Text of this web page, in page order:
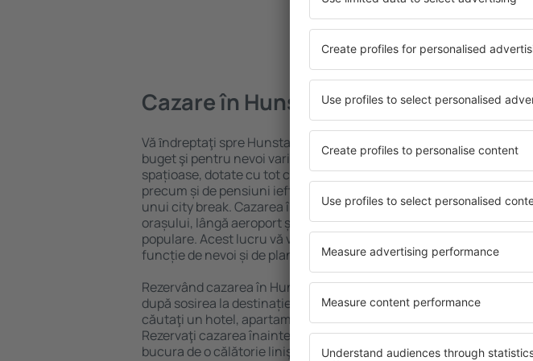
Vedeţi mai
Cazare în Hunstanton
Vă ȋndreptaţi spre Hunstanton? Găsiți cazare pentru fiecare
buget şi pentru nevoi variate. Puteți beneficia de proprietăți
spațioase, dotate cu tot confortul, cu numeroase facilități,
precum și de pensiuni ieftine pentru a sta câteva zile în timpul
unui city break. Cazarea în Hunstanton este disponibilă în centrul
orașului, lângă aeroport și în cartiere sau regiuni mai puțin
populare. Acest lucru vă va ajuta să găsiţi unităţi de cazare în
funcție de nevoi și de planurile ulterioare.
Rezervând cazarea în Hunstanton mai devreme, aveți garanţia că
după sosirea la destinație vă puteţi relaxa, fără a fi nevoie să
căutaţi un hotel, apartament sau altă unitate de cazare.
Rezervaţi cazarea înainte de călătoria spre Hunstanton și vă veţi
bucura de o călătorie liniştită.